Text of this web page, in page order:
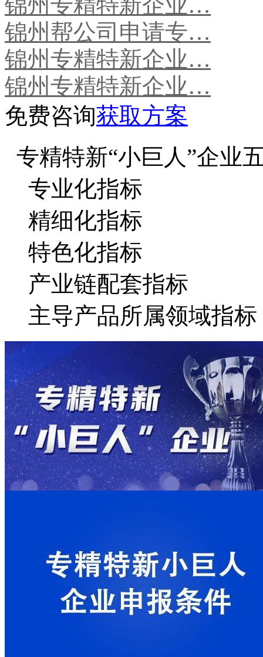
锦州帮公司申请专…
锦州专精特新企业…
锦州专精特新企业…
免费咨询获取方案
专精特新“小巨人”企业
专业化指标
精细化指标
特色化指标
产业链配套指标
主导产品所属领域指标